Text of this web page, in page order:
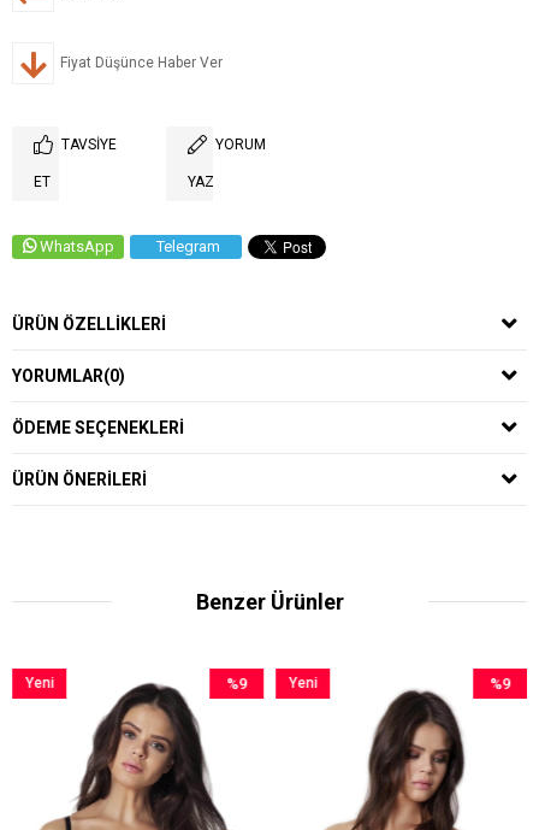
Fiyat Düşünce Haber Ver
TAVSIYE
ET
YORUM
YAZ
WhatsApp Telegram
ÜRÜN ÖZELLIKLERI
YORUMLAR(0)
ÖDEME SEÇENEKLERI
ÜRÜN ÖNERILERI
Benzer Ürünler
%9
İndirim
%9İndirim
İndirim
%9İndirim
Yeni
Yeni